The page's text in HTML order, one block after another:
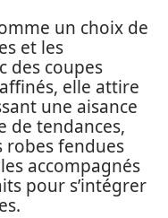
un choix de
et les
des coupes
elle attire
une aisance
de tendances,
robes fendues
accompagnés
pour s’intégrer